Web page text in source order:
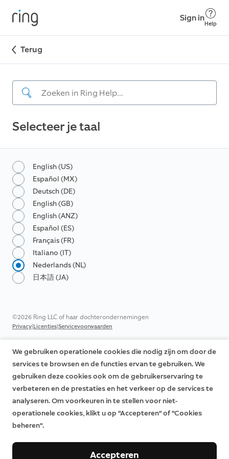
Sign in
Help
Terug
Selecteer je taal
English (US)
Español (MX)
Deutsch (DE)
English (GB)
English (ANZ)
Español (ES)
Français (FR)
Italiano (IT)
Nederlands (NL)
日本語 (JA)
©2026 Ring LLC of haar dochterondernemingen
Privacy|Licenties|Servicevoorwaarden
We gebruiken operationele cookies die nodig zijn om door de
services te browsen en de functies ervan te gebruiken. We
gebruiken deze cookies ook om de gebruikerservaring te
verbeteren en de prestaties en het verkeer op de services te
analyseren. Om voorkeuren in te stellen voor niet-
operationele cookies, klikt u op "Accepteren" of "Cookies
beheren".
Accepteren